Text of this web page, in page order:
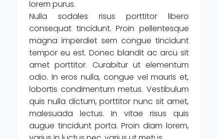
lorem purus.
Nulla sodales risus porttitor libero
consequat tincidunt. Proin pellentesque
magna imperdiet sem congue tincidunt
tempor eu est. Donec blandit ac arcu sit
amet porttitor. Curabitur ut elementum
odio. In eros nulla, congue vel mauris et,
lobortis condimentum metus. Vestibulum
quis nulla dictum, porttitor nunc sit amet,
malesuada lectus. In vitae risus quis
augue tincidunt porta. Proin diam lorem,